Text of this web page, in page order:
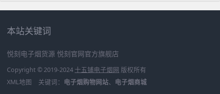
本站关键词
悦刻电子烟货源 悦刻官网官方旗舰店
Copyright © 2019-2024 十五铺电子烟网 版权所有
XML地图
关键词： 电子烟购物网站、 电子烟商城